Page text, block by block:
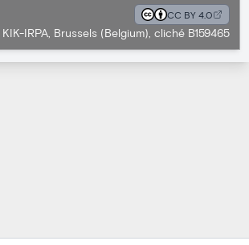
CC BY 4.0
KIK-IRPA, Brussels (Belgium), cliché B159465